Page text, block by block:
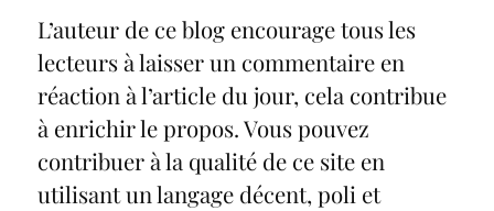
L’auteur de ce blog encourage tous les
lecteurs à laisser un commentaire en
réaction à l’article du jour, cela contribue
à enrichir le propos. Vous pouvez
contribuer à la qualité de ce site en
utilisant un langage décent, poli et